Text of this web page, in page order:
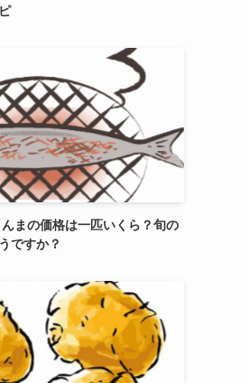
んまの価格は一匹いくら？旬の
ですか？